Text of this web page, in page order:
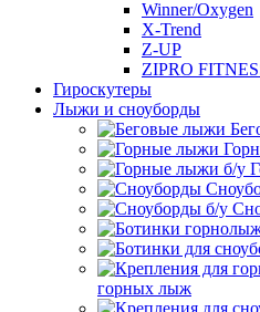
Winner/Oxygen
X-Trend
Z-UP
ZIPRO
Гироскутеры
Лыжи и сноуборды
горных лыж